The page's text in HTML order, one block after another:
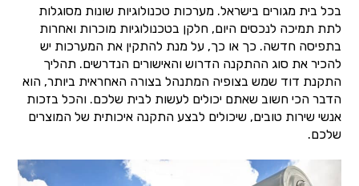
בכל בית מגורים בישראל. מערכות טכנולוגיות שונות מסוגלות
לתת תמיכה לנכסים היום, חלקן בטכנולוגיות מוכרות ואחרות
בתפיסה חדשה. כך או כך, על מנת להתקין את המערכות יש
להכיר את סוג ההתקנה הדרוש והאישורים הנדרשים. תהליך
התקנת דוד שמש בצופיה המתנהל בצורה האחראית ביותר, הוא
הדבר הכי חשוב שאתם יכולים לעשות לבית שלכם. והכל בזכות
אנשי שירות טובים, שיכולים לבצע התקנה איכותית של המוצרים
שלכם.